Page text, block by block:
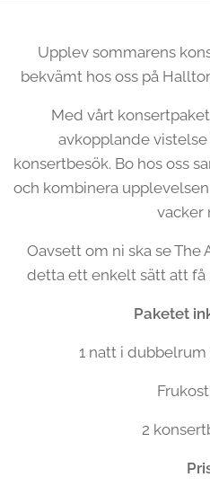
Upplev sommarens
bekvämt hos oss på
Med vårt
avkopplande
konsertbesök. Bo hos oss
och kombinera
vacker
Oavsett om ni ska se The
detta ett enkelt sätt att få
Paketet
1 natt i
2